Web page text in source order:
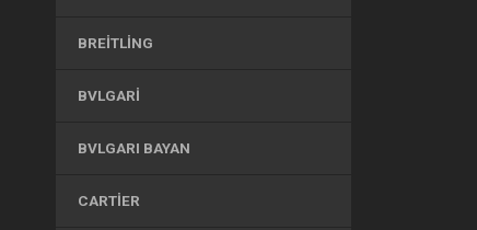
BREITLING
BVLGARI
BVLGARI BAYAN
CARTIER